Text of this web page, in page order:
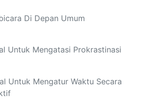
Di Depan Umum
Untuk Mengatasi Prokrastinasi
Untuk Mengatur Waktu Secara